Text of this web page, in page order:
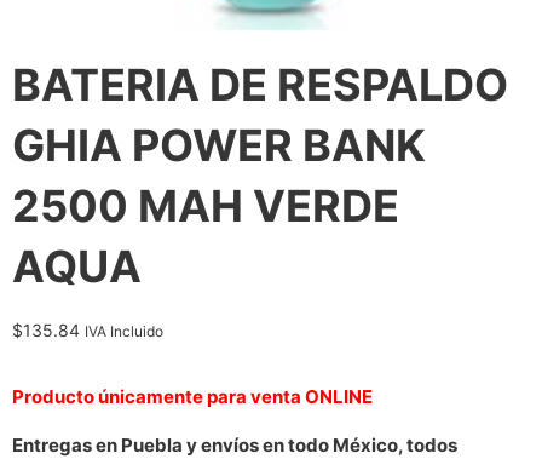
BATERIA DE RESPALDO
GHIA POWER BANK
2500 MAH VERDE
AQUA
$135.84 IVA Incluido
Producto únicamente para venta ONLINE
Entregas en Puebla y envíos en todo México, todos